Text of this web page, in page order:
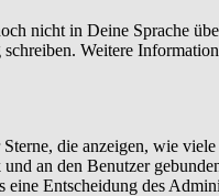
nicht in Deine Sprache
Weitere
die anzeigen, wie
an den Benutzer
Entscheidung des